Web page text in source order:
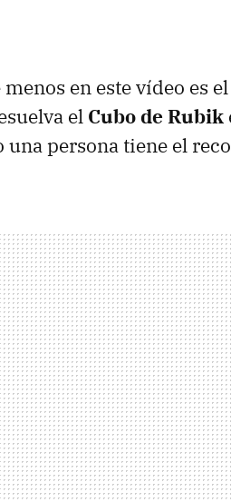
en este vídeo es
el Cubo de Rubik
una persona tiene el